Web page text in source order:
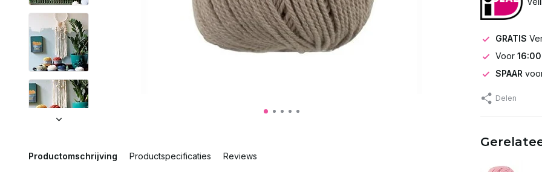
Productomschrijving Productspecificaties Reviews
GRATIS
Voor 16:00
SPAAR
Delen